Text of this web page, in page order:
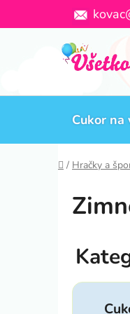
Cukor na
Domov
/ Hračky a
B
o
č
nPreskočiť
kategórie
K